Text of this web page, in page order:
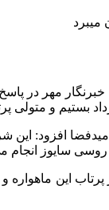
خبرنگار مهر در
بستیم و متولی
امیدفضا افزود: این
روسی سایوز انجام